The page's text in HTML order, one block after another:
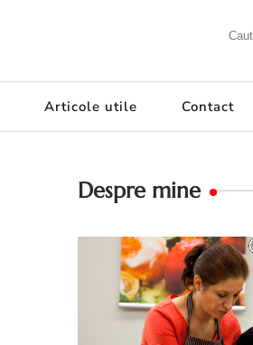
Articole utile Contact
Despre mine